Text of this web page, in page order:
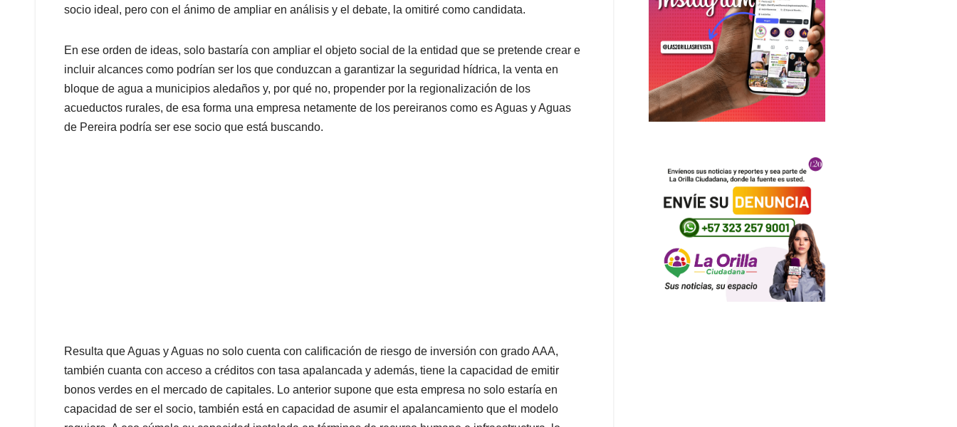
socio ideal, pero con el ánimo de ampliar en análisis y el debate, la omitiré como candidata.
En ese orden de ideas, solo bastaría con ampliar el objeto social de la entidad que se pretende crear e
incluir alcances como podrían ser los que conduzcan a garantizar la seguridad hídrica, la venta en
bloque de agua a municipios aledaños y, por qué no, propender por la regionalización de los
acueductos rurales, de esa forma una empresa netamente de los pereiranos como es Aguas y Aguas
de Pereira podría ser ese socio que está buscando.
Resulta que Aguas y Aguas no solo cuenta con calificación de riesgo de inversión con grado AAA,
también cuanta con acceso a créditos con tasa apalancada y además, tiene la capacidad de emitir
bonos verdes en el mercado de capitales. Lo anterior supone que esta empresa no solo estaría en
capacidad de ser el socio, también está en capacidad de asumir el apalancamiento que el modelo